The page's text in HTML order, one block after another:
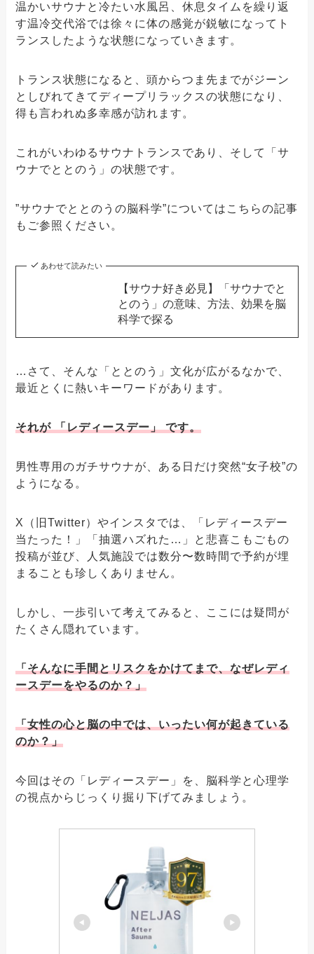
温かいサウナと冷たい水風呂、休息タイムを繰り返
す温冷交代浴では徐々に体の感覚が鋭敏になってト
ランスしたような状態になっていきます。
トランス状態になると、頭からつま先までがジーン
としびれてきてディープリラックスの状態になり、
得も言われぬ多幸感が訪れます。
これがいわゆるサウナトランスであり、そして「サ
ウナでととのう」の状態です。
”サウナでととのうの脳科学”についてはこちらの記事
もご参照ください。
あわせて読みたい
【サウナ好き必見】「サウナでと
とのう」の意味、方法、効果を脳
科学で探る
…さて、そんな「ととのう」文化が広がるなかで、
最近とくに熱いキーワードがあります。
それが 「レディースデー」 です。
男性専用のガチサウナが、ある日だけ突然“女子校”の
ようになる。
X（旧Twitter）やインスタでは、「レディースデー
当たった！」「抽選ハズれた…」と悲喜こもごもの
投稿が並び、人気施設では数分〜数時間で予約が埋
まることも珍しくありません。
しかし、一歩引いて考えてみると、ここには疑問が
たくさん隠れています。
「そんなに手間とリスクをかけてまで、なぜレディ
ースデーをやるのか？」
「女性の心と脳の中では、いったい何が起きている
のか？」
今回はその「レディースデー」を、脳科学と心理学
の視点からじっくり掘り下げてみましょう。